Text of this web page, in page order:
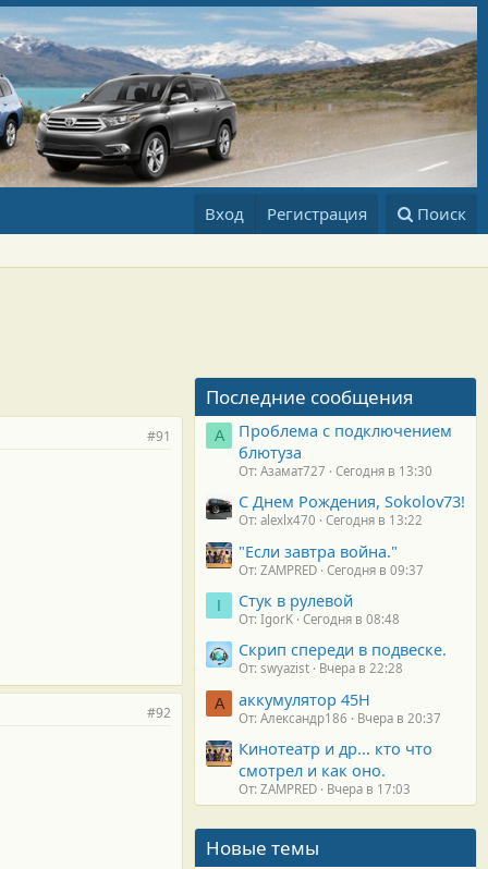
Вход Регистрация Поиск
#91
#92
Последние сообщения
А
Проблема с подключением
блютуза
От: Азамат727 Сегодня в 13:30
С Днем Рождения, Sokolov73!
От: alexlx470 Сегодня в 13:22
"Если завтра война."
От: ZAMPRED Сегодня в 09:37
I Стук в рулевой
От: IgorK Сегодня в 08:48
Скрип спереди в подвеске.
От: swyazist Вчера в 22:28
А аккумулятор 45H
От: Александр186 Вчера в 20:37
Кинотеатр и др... кто что
смотрел и как оно.
От: ZAMPRED Вчера в 17:03
Новые темы